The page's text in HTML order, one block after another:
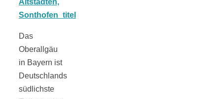
Das
Oberallgäu
in Bayern ist
Deutschlands
südlichste